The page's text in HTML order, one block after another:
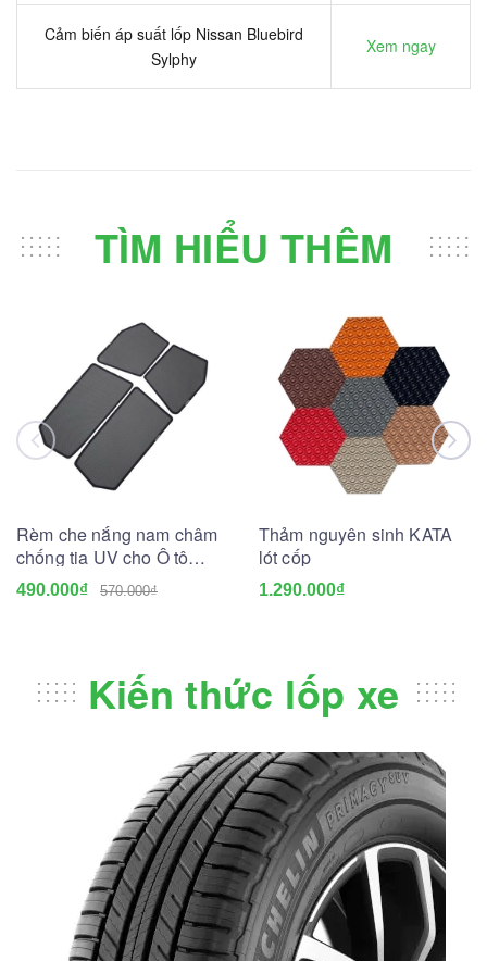
Cảm biến áp suất lốp Nissan Bluebird
Sylphy
Xem ngay
TÌM HIỂU THÊM
Rèm che nắng nam châm
chống tia UV cho Ô tô
(May đo theo xe)
490.000₫ 570.000₫
Thảm nguyên sinh KATA
lót cốp
1.290.000₫
Kiến thức lốp xe